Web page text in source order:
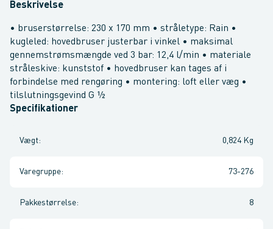
Beskrivelse
• bruserstørrelse: 230 x 170 mm • stråletype: Rain •
kugleled: hovedbruser justerbar i vinkel • maksimal
gennemstrømsmængde ved 3 bar: 12,4 l/min • materiale
stråleskive: kunststof • hovedbruser kan tages af i
forbindelse med rengøring • montering: loft eller væg •
tilslutningsgevind G ½
Specifikationer
Vægt: 0,824 Kg
Varegruppe: 73-276
Pakkestørrelse: 8